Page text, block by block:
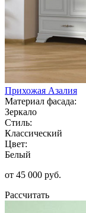
Прихожая Азалия
Материал фасада:
Зеркало
Стиль:
Классический
Цвет:
Белый
от 45 000 руб.
Рассчитать